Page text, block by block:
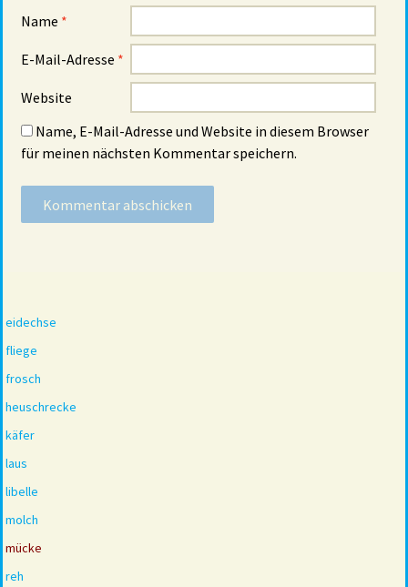
Name *
E-Mail-Adresse *
Website
Name, E-Mail-Adresse und Website in diesem Browser
für meinen nächsten Kommentar speichern.
eidechse
fliege
frosch
heuschrecke
käfer
laus
libelle
molch
mücke
reh